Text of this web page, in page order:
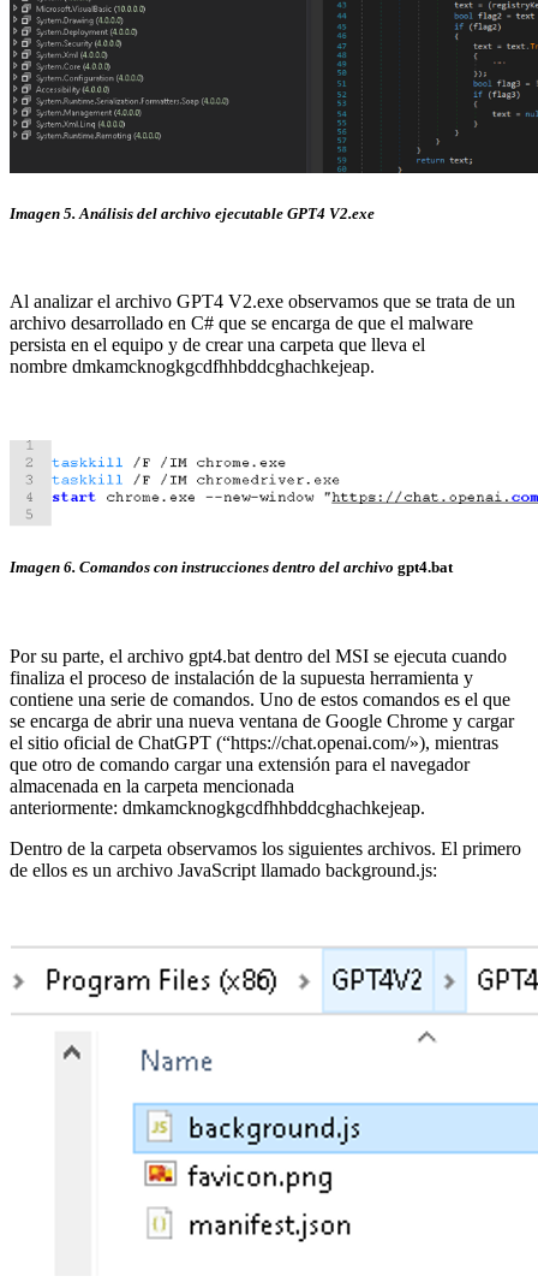
Imagen 5. Análisis del archivo ejecutable GPT4 V2.exe
Al analizar el archivo GPT4 V2.exe observamos que se trata de un
archivo desarrollado en C# que se encarga de que el malware
persista en el equipo y de crear una carpeta que lleva el
nombre dmkamcknogkgcdfhhbddcghachkejeap.
Imagen 6. Comandos con instrucciones dentro del archivo gpt4.bat
Por su parte, el archivo gpt4.bat dentro del MSI se ejecuta cuando
finaliza el proceso de instalación de la supuesta herramienta y
contiene una serie de comandos. Uno de estos comandos es el que
se encarga de abrir una nueva ventana de Google Chrome y cargar
el sitio oficial de ChatGPT (“https://chat.openai.com/»), mientras
que otro de comando cargar una extensión para el navegador
almacenada en la carpeta mencionada
anteriormente: dmkamcknogkgcdfhhbddcghachkejeap.
Dentro de la carpeta observamos los siguientes archivos. El primero
de ellos es un archivo JavaScript llamado background.js: